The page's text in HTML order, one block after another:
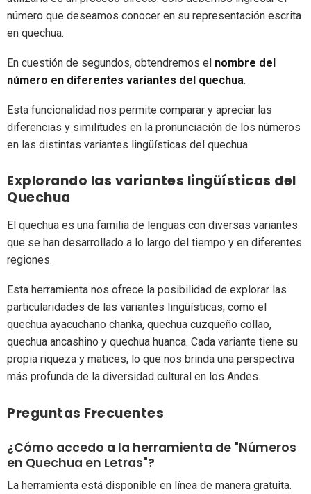
número que deseamos conocer en su representación escrita
en quechua.
En cuestión de segundos, obtendremos el nombre del
número en diferentes variantes del quechua.
Esta funcionalidad nos permite comparar y apreciar las
diferencias y similitudes en la pronunciación de los números
en las distintas variantes lingüísticas del quechua.
Explorando las variantes lingüísticas del
Quechua
El quechua es una familia de lenguas con diversas variantes
que se han desarrollado a lo largo del tiempo y en diferentes
regiones.
Esta herramienta nos ofrece la posibilidad de explorar las
particularidades de las variantes lingüísticas, como el
quechua ayacuchano chanka, quechua cuzqueño collao,
quechua ancashino y quechua huanca. Cada variante tiene su
propia riqueza y matices, lo que nos brinda una perspectiva
más profunda de la diversidad cultural en los Andes.
Preguntas Frecuentes
¿Cómo accedo a la herramienta de "Números
en Quechua en Letras"?
La herramienta está disponible en línea de manera gratuita.